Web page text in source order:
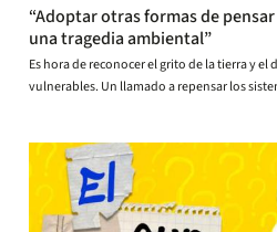
“Adoptar otras formas de
una tragedia ambiental”
Es hora de reconocer el grito de la tierra y el
vulnerables. Un llamado a repensar los